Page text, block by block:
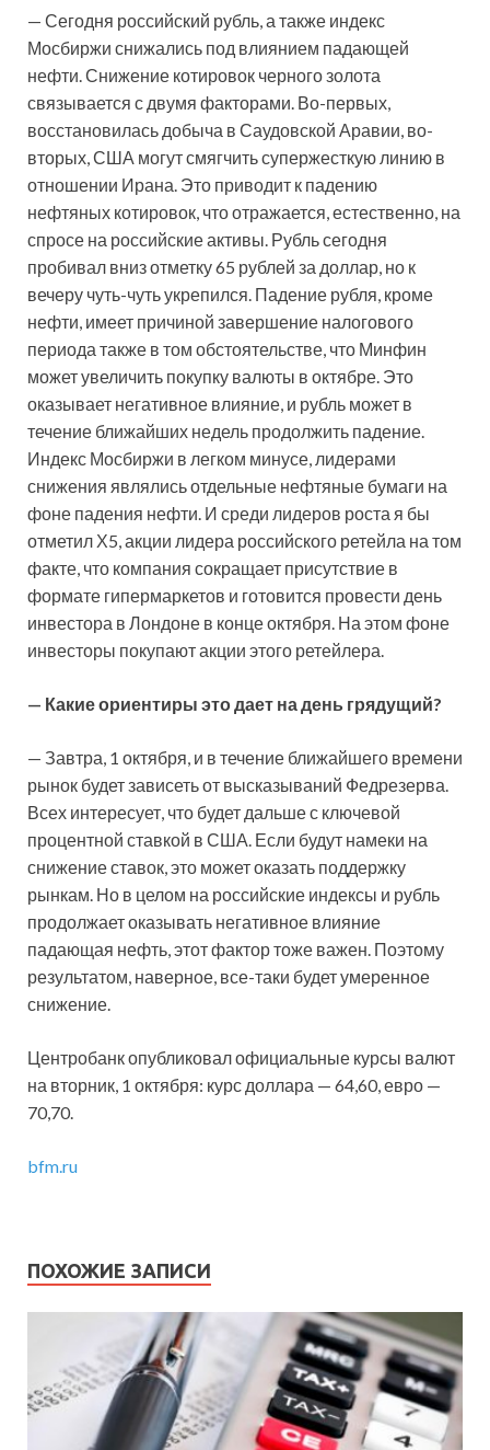
— Сегодня российский рубль, а также индекс
Мосбиржи снижались под влиянием падающей
нефти. Снижение котировок черного золота
связывается с двумя факторами. Во-первых,
восстановилась добыча в Саудовской Аравии, во-
вторых, США могут смягчить супержесткую линию в
отношении Ирана. Это приводит к падению
нефтяных котировок, что отражается, естественно, на
спросе на российские активы. Рубль сегодня
пробивал вниз отметку 65 рублей за доллар, но к
вечеру чуть-чуть укрепился. Падение рубля, кроме
нефти, имеет причиной завершение налогового
периода также в том обстоятельстве, что Минфин
может увеличить покупку валюты в октябре. Это
оказывает негативное влияние, и рубль может в
течение ближайших недель продолжить падение.
Индекс Мосбиржи в легком минусе, лидерами
снижения являлись отдельные нефтяные бумаги на
фоне падения нефти. И среди лидеров роста я бы
отметил Х5, акции лидера российского ретейла на том
факте, что компания сокращает присутствие в
формате гипермаркетов и готовится провести день
инвестора в Лондоне в конце октября. На этом фоне
инвесторы покупают акции этого ретейлера.
— Какие ориентиры это дает на день грядущий?
— Завтра, 1 октября, и в течение ближайшего времени
рынок будет зависеть от высказываний Федрезерва.
Всех интересует, что будет дальше с ключевой
процентной ставкой в США. Если будут намеки на
снижение ставок, это может оказать поддержку
рынкам. Но в целом на российские индексы и рубль
продолжает оказывать негативное влияние
падающая нефть, этот фактор тоже важен. Поэтому
результатом, наверное, все-таки будет умеренное
снижение.
Центробанк опубликовал официальные курсы валют
на вторник, 1 октября: курс доллара — 64,60, евро —
70,70.
bfm.ru
ПОХОЖИЕ ЗАПИСИ